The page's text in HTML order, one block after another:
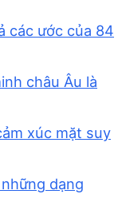
các ước của 84
châu Âu là
xúc mặt suy
dạng